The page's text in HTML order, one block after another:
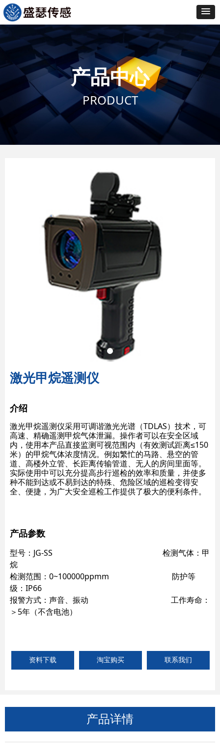
产品中心
PRODUCT
激光甲烷遥测仪
介绍
激光甲烷遥测仪采用可调谐激光光谱（TDLAS）技术，可
高速、精确遥测甲烷气体泄漏。操作者可以在安全区域
内，使用本产品直接监测可视范围内（有效测试距离≤150
米）的甲烷气体浓度情况。例如繁忙的马路、悬空的管
道、高楼外立管、长距离传输管道、无人的房间里面等。
实际使用中可以充分提高步行巡检的效率和质量，并使多
种不能到达或不易到达的特殊、危险区域的巡检变得安
全、便捷，为广大安全巡检工作提供了极大的便利条件。
产品参数
型号：JG-SS 检测气体：甲
烷
检测范围：0~100000ppmm 防护等
级：IP66
报警方式：声音、振动 工作寿命：
＞5年（不含电池）
资料下载 淘宝购买 联系我们
产品详情